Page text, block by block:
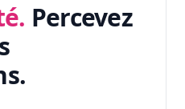
Percevez